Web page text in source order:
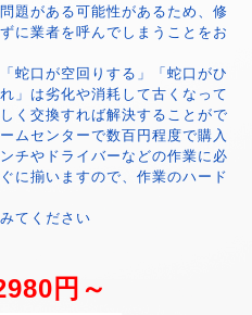
題がある可能性があるため、修
に業者を呼んでしまうことをお
蛇口が空回りする」「蛇口がひ
」は劣化や消耗して古くなって
く交換すれば解決することがで
ムセンターで数百円程度で購入
チやドライバーなどの作業に必
に揃いますので、作業のハード
てください
円～